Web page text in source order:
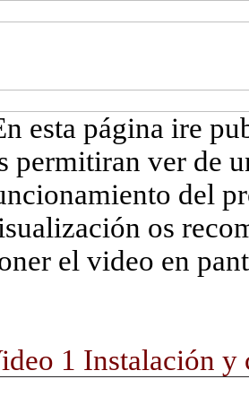
esta página ire
permitiran ver de
del
os
el video en
1 Instalación